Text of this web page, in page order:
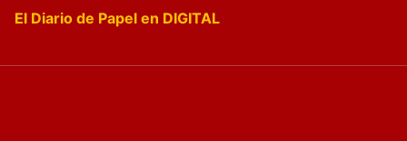
El Diario de Papel en DIGITAL